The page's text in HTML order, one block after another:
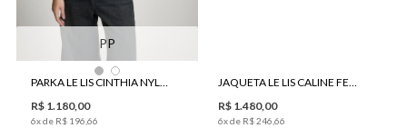
PP
PARKA LE LIS CINTHIA NYLON FEMININA
R$ 1.180,00
6x de R$ 196 66
JAQUETA LE LIS CALINE FEMININA
R$ 1.480,00
6x de R$246 66